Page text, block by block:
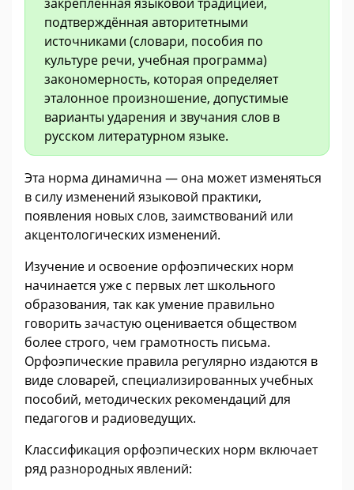
подтверждённая авторитетными
источниками (словари, пособия по
культуре речи, учебная программа)
закономерность, которая определяет
эталонное произношение, допустимые
варианты ударения и звучания слов в
русском литературном языке.
Эта норма динамична — она может изменяться
в силу изменений языковой практики,
появления новых слов, заимствований или
акцентологических изменений.
Изучение и освоение орфоэпических норм
начинается уже с первых лет школьного
образования, так как умение правильно
говорить зачастую оценивается обществом
более строго, чем грамотность письма.
Орфоэпические правила регулярно издаются в
виде словарей, специализированных учебных
пособий, методических рекомендаций для
педагогов и радиоведущих.
Классификация орфоэпических норм включает
ряд разнородных явлений: